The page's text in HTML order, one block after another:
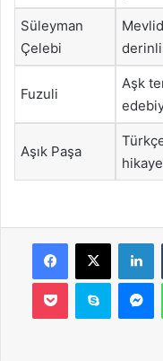
Süleyman
Çelebi
Fuzuli
Aşk
Aşık Paşa
Facebook
X
Pocket Skype